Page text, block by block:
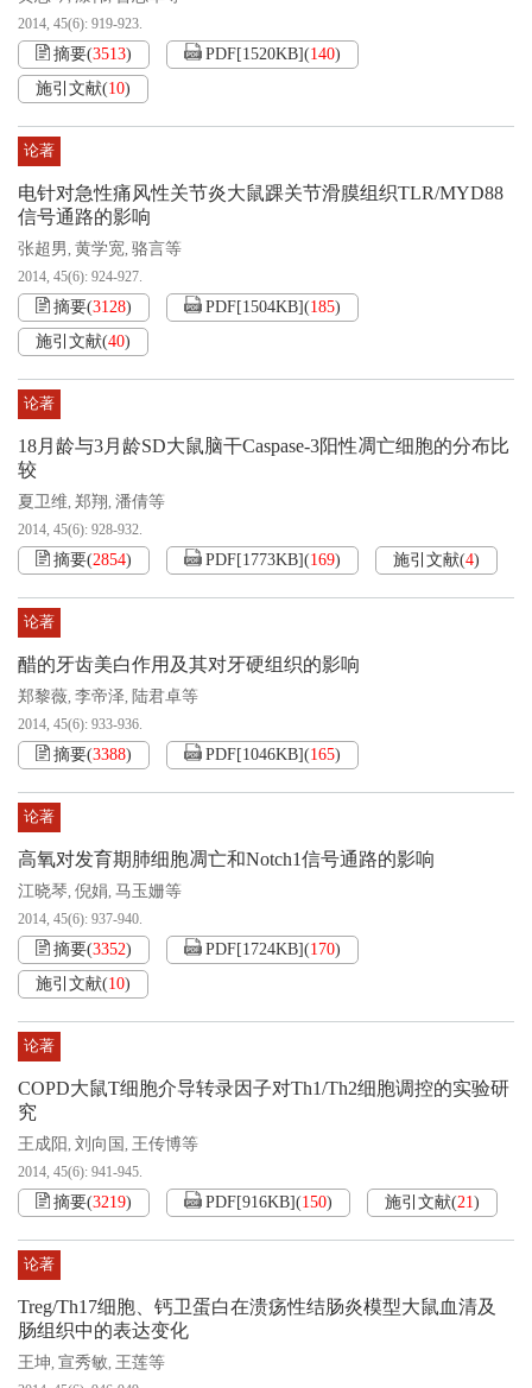
2014, 45(6): 919-923.
摘要(3513) PDF[1520KB](140)
施引文献(10)
论著
电针对急性痛风性关节炎大鼠踝关节滑膜组织TLR/MYD88
信号通路的影响
张超男, 黄学宽, 骆言等
2014, 45(6): 924-927.
摘要(3128) PDF[1504KB](185)
施引文献(40)
论著
18月龄与3月龄SD大鼠脑干Caspase-3阳性凋亡细胞的分布比
较
夏卫维, 郑翔, 潘倩等
2014, 45(6): 928-932.
摘要(2854) PDF[1773KB](169) 施引文献(4)
论著
醋的牙齿美白作用及其对牙硬组织的影响
郑黎薇, 李帝泽, 陆君卓等
2014, 45(6): 933-936.
摘要(3388) PDF[1046KB](165)
论著
高氧对发育期肺细胞凋亡和Notch1信号通路的影响
江晓琴, 倪娟, 马玉姗等
2014, 45(6): 937-940.
摘要(3352) PDF[1724KB](170)
施引文献(10)
论著
COPD大鼠T细胞介导转录因子对Th1/Th2细胞调控的实验研
究
王成阳, 刘向国 , 王传博等
2014, 45(6): 941-945.
摘要(3219) PDF[916KB](150) 施引文献(21)
论著
Treg/Th17细胞、钙卫蛋白在溃疡性结肠炎模型大鼠血清及
肠组织中的表达变化
王坤, 宣秀敏, 王莲等